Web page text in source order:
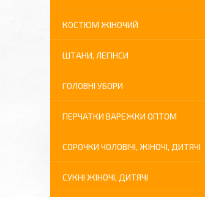
КОСТЮМ ЖІНОЧИЙ
ШТАНИ, ЛЕГІНСИ
ГОЛОВНІ УБОРИ
ПЕРЧАТКИ ВАРЕЖКИ ОПТОМ
СОРОЧКИ ЧОЛОВІЧІ, ЖІНОЧІ, ДИТЯЧІ
СУКНІ ЖІНОЧІ, ДИТЯЧІ